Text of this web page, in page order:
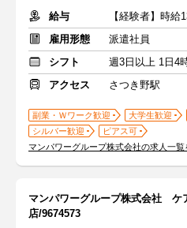
給与
雇用形態
派遣社員
シフト
週3日以上 1日4
アクセス
さつき野駅
副業・Ｗワーク歓迎 大学生歓迎
シルバー歓迎
ピアス可
マンパワーグループ株式会社の求人一覧
マンパワーグループ株式会社
店/9674573